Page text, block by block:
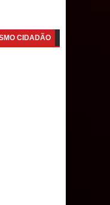
CIDADÃO